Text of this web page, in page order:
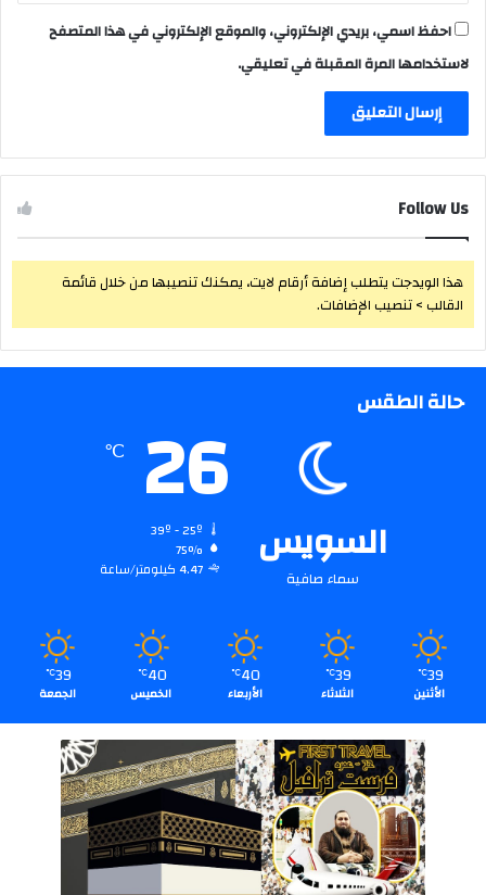
احفظ اسمي، بريدي الإلكتروني، والموقع الإلكتروني في هذا المتصفح
لاستخدامها المرة المقبلة في تعليقي.
Follow Us
هذا الويدجت يتطلب إضافة أرقام لايت، يمكنك تنصيبها من خلال قائمة
القالب > تنصيب الإضافات.
حالة الطقس
السويس
سماء صافية
26
℃
75%
4.47 كيلومتر/ساعة
39
℃
الأثنين
39
℃
الثلاثاء
40
℃
الأربعاء
40
℃
الخميس
39
℃
الجمعة